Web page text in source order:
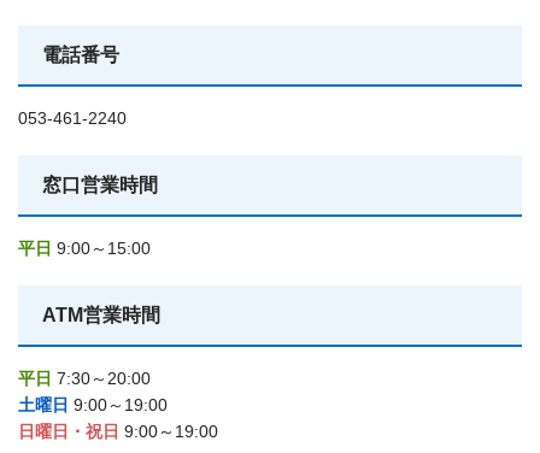
電話番号
053-461-2240
窓口営業時間
平日 9:00～15:00
ATM営業時間
平日 7:30～20:00
土曜日 9:00～19:00
日曜日・祝日 9:00～19:00